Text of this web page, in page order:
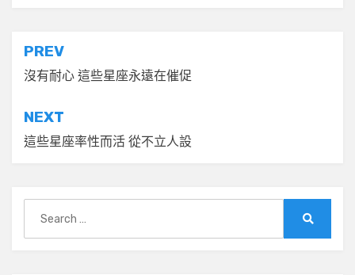
文
章
導
覽
PREV
沒有耐心 這些星座永遠在催促
NEXT
這些星座率性而活 從不立人設
for: